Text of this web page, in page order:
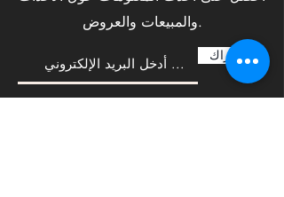
والمبيعات والعروض.
الإشتراك